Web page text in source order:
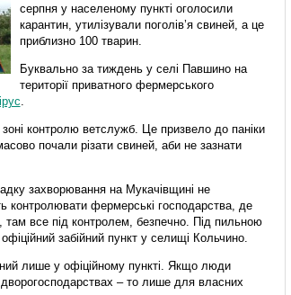
серпня у населеному пункті оголосили
карантин, утилізували поголів’я свиней, а це
приблизно 100 тварин.
Буквально за тиждень у селі Павшино на
території приватного фермерського
контролю ветслужб. Це призвело до паніки
почали різати свиней, аби не зазнати
захворювання на Мукачівщині не
контролювати фермерські господарства, де
все під контролем, безпечно. Під пильною
забійний пункт у селищі Кольчино.
лише у офіційному пункті. Якщо люди
– то лише для власних